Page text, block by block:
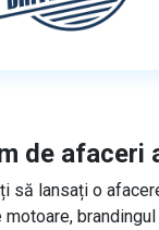
de afaceri
să lansați o
motoare,